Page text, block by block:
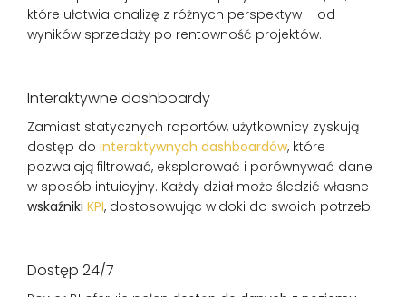
które ułatwia analizę z różnych perspektyw – od
wyników sprzedaży po rentowność projektów.
Interaktywne dashboardy
Zamiast statycznych raportów, użytkownicy zyskują
dostęp do interaktywnych dashboardów, które
pozwalają filtrować, eksplorować i porównywać dane
w sposób intuicyjny. Każdy dział może śledzić własne
wskaźniki KPI, dostosowując widoki do swoich potrzeb.
Dostęp 24/7